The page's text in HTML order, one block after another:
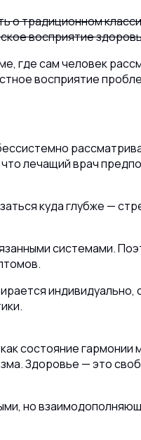
о традиционном
восприятие
где сам человек
восприятие
лечащий врач
куда глубже —
системами.
индивидуально,
состояние гармонии
Здоровье — это
но